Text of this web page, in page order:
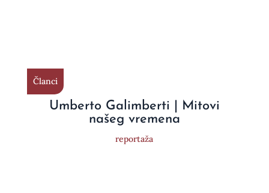
Članci
Umberto Galimberti | Mitovi
našeg vremena
reportaža